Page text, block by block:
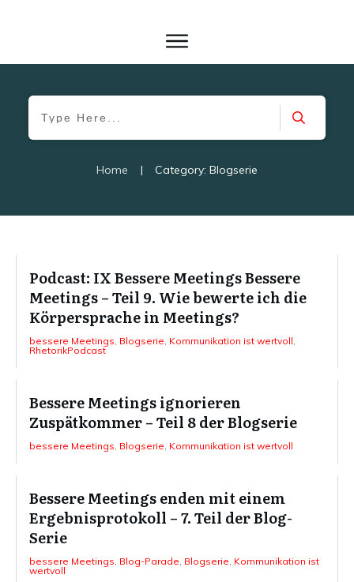
Home | Category: Blogserie
Podcast: IX Bessere Meetings Bessere
Meetings – Teil 9. Wie bewerte ich die
Körpersprache in Meetings?
bessere Meetings Blogserie Kommunikation ist wertvoll
RhetorikPodcast
Bessere Meetings ignorieren
Zuspätkommer – Teil 8 der Blogserie
bessere Meetings Blogserie Kommunikation ist wertvoll
Bessere Meetings enden mit einem
Ergebnisprotokoll – 7. Teil der Blog-
Serie
bessere Meetings Blog-Parade Blogserie Kommunikation ist
wertvoll